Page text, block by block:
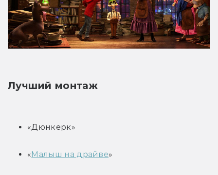
Лучший монтаж
«Дюнкерк»
«Малыш на драйве»